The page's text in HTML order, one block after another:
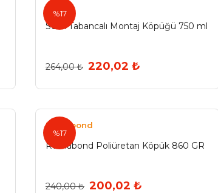
%17
Selsil
Selsil Tabancalı Montaj Köpüğü 750 ml
264,00 ₺ 220,02 ₺
%17
Romabond
Romabond Poliüretan Köpük 860 GR
240,00 ₺ 200,02 ₺